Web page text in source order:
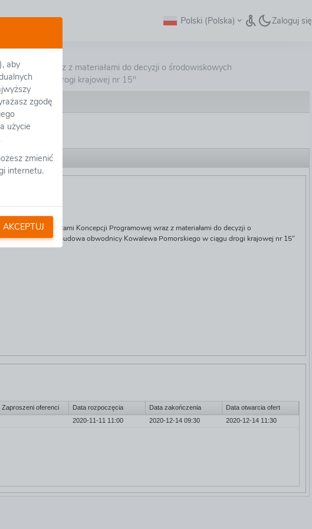
aby
zgodę
użycie
zmienić
internetu.
AKCEPTUJ
Polski (Polska) Zaloguj się
wraz z materiałami do decyzji o środowiskowych
w ciągu drogi krajowej nr 15"
– Ekonomiczno – Środowiskowe z elementami
z elementami Koncepcji Programowej wraz z materiałami do decyzji o
pn.: „Budowa obwodnicy Kowalewa Pomorskiego w ciągu drogi krajowej nr 15"
Zaproszeni oferenci Data rozpoczęcia Data zakończenia
Data otwarcia ofert
2020-11-11 11:00 2020-12-14 09:30 Nie
2020-12-14 11:30